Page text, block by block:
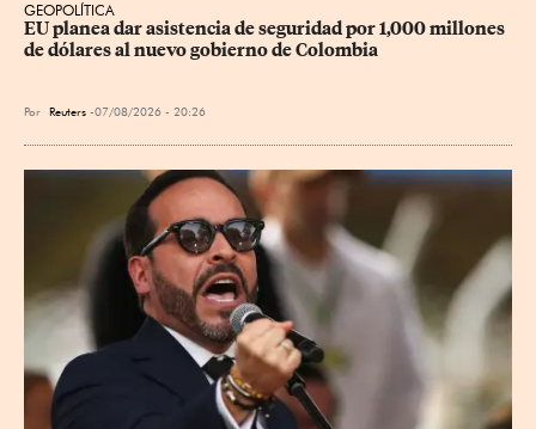
GEOPOLÍTICA
EU planea dar asistencia de seguridad por 1,000 millones
de dólares al nuevo gobierno de Colombia
Por Reuters 07/08/2026 - 20:26